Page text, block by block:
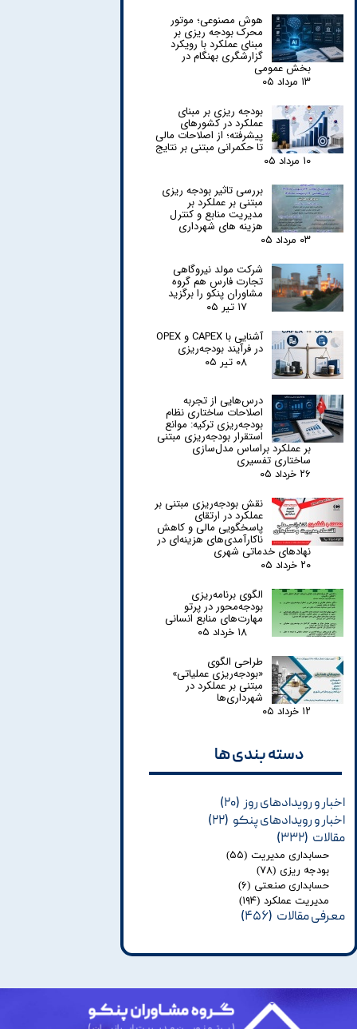
هوش مصنوعی؛ موتور
محرک بودجه ریزی بر
مبنای عملکرد با رویکرد
گزارشگری بهنگام در
بخش عمومی
۱۳ مرداد ۰۵
بودجه ریزی بر مبنای
عملکرد در کشورهای
پیشرفته؛ از اصلاحات مالی
تا حکمرانی مبتنی بر نتایج
۱۰ مرداد ۰۵
بررسی تاثیر بودجه ریزی
مبتنی بر عملکرد بر
مدیریت منابع و کنترل
هزینه های شهرداری
۰۳ مرداد ۰۵
شرکت مولد نیروگاهی
تجارت فارس هم گروه
مشاوران پنکو را برگزید
۱۷ تیر ۰۵
آشنایی با CAPEX و OPEX
در فرآیند بودجه‌ریزی
۰۸ تیر ۰۵
درس‌هایی از تجربه
اصلاحات ساختاری نظام
بودجه‌ریزی ترکیه: موانع
استقرار بودجه‌ریزی مبتنی
بر عملکرد براساس مدل‌سازی
ساختاری تفسیری
۲۶ خرداد ۰۵
نقش بودجه‌ریزی مبتنی بر
عملکرد در ارتقای
پاسخگویی مالی و کاهش
ناکارآمدی‌های هزینه‌ای در
نهادهای خدماتی شهری
۲۰ خرداد ۰۵
الگوی برنامه‌ریزی
بودجه‌محور در پرتو
مهارت‌های منابع انسانی
۱۸ خرداد ۰۵
طراحی الگوی
«بودجه‌ریزی عملیاتی»
مبتنی بر عملکرد در
شهرداری‌ها
۱۲ خرداد ۰۵
دسته بندی ها​​​​​​​
اخبار و رویدادهای روز (۲۰)
اخبار و رویدادهای پنکو (۲۲)
مقالات (۳۳۲)
حسابداری مدیریت (۵۵)
بودجه ریزی (۷۸)
حسابداری صنعتی (۶)
مدیریت عملکرد (۱۹۴)
معرفی مقالات (۴۵۶)